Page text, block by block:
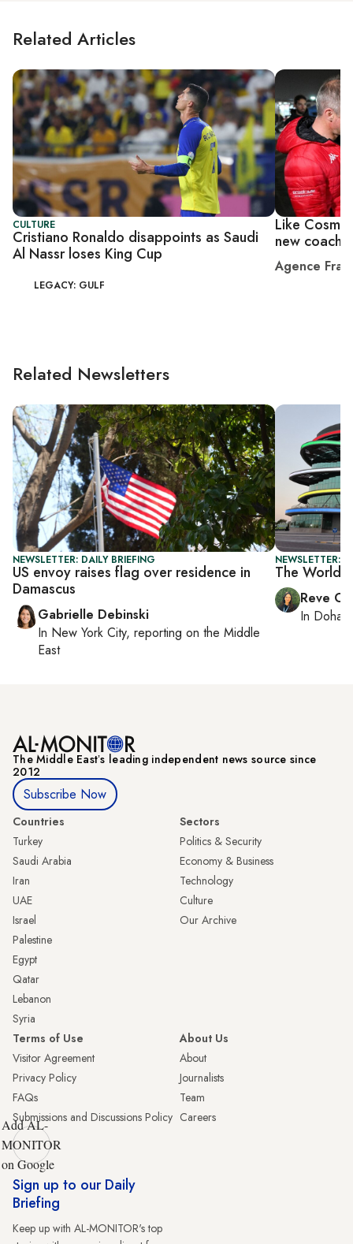
Related Articles
CULTURE
Cristiano Ronaldo disappoints as Saudi
Al Nassr loses King Cup
LEGACY: GULF
Like
new coach
Agence
Related Newsletters
NEWSLETTER: DAILY BRIEFING
US envoy raises flag over residence in
Damascus
Gabrielle Debinski
In New York City, reporting on the Middle
East
NEWSLETTER:
The World
Reve
In Doha
The Middle Eastʼs leading independent news source since
2012
Subscribe Now
Countries
Turkey
Saudi Arabia
Iran
UAE
Israel
Palestine
Egypt
Qatar
Lebanon
Syria
Sectors
Politics & Security
Economy & Business
Technology
Culture
Our Archive
Terms of Use
Visitor Agreement
Privacy Policy
FAQs
Submissions and Discussions Policy
About Us
About
Journalists
Team
Careers
Add AL-
MONITOR
on Google
Sign up to our Daily
Briefing
Keep up with AL-MONITOR's top